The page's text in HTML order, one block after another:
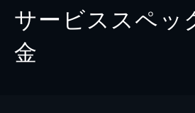
サービススペッ
金